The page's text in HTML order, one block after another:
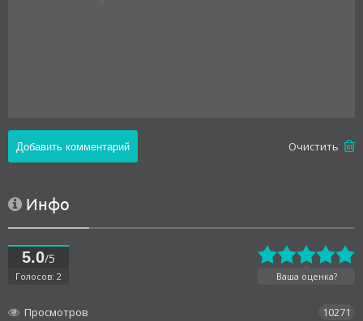
Oчистить
Инфо
5.0/5
Голосов: 2 Ваша оценка?
Просмотров
10271